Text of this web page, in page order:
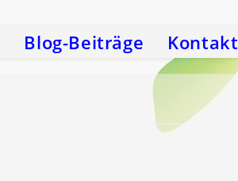
Blog-Beiträge Kontakt